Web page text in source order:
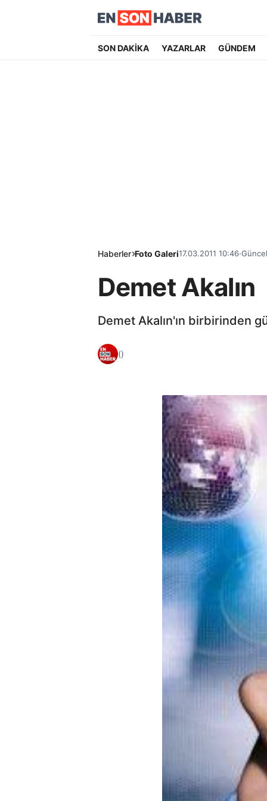
SON DAKİKA YAZARLAR GÜNDEM
Haberler Foto Galeri17.03.2011 10:46
Demet Akalın
Demet Akalın'ın birbirinden
()